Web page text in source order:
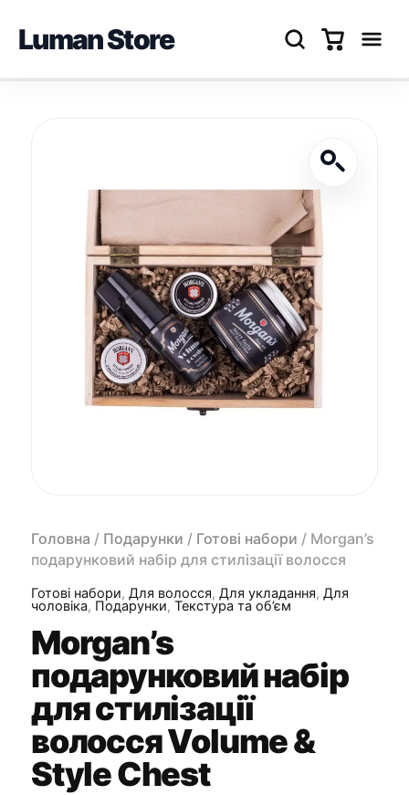
Luman Store
Головна / Подарунки / Готові набори / Morgan’s
подарунковий набір для стилізації волосся
Готові набори, Для волосся, Для укладання, Для
чоловіка, Подарунки, Текстура та об’єм
Morgan’s
подарунковий набір
для стилізації
волосся Volume &
Style Chest